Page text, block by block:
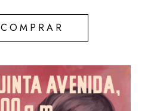
COMPRAR